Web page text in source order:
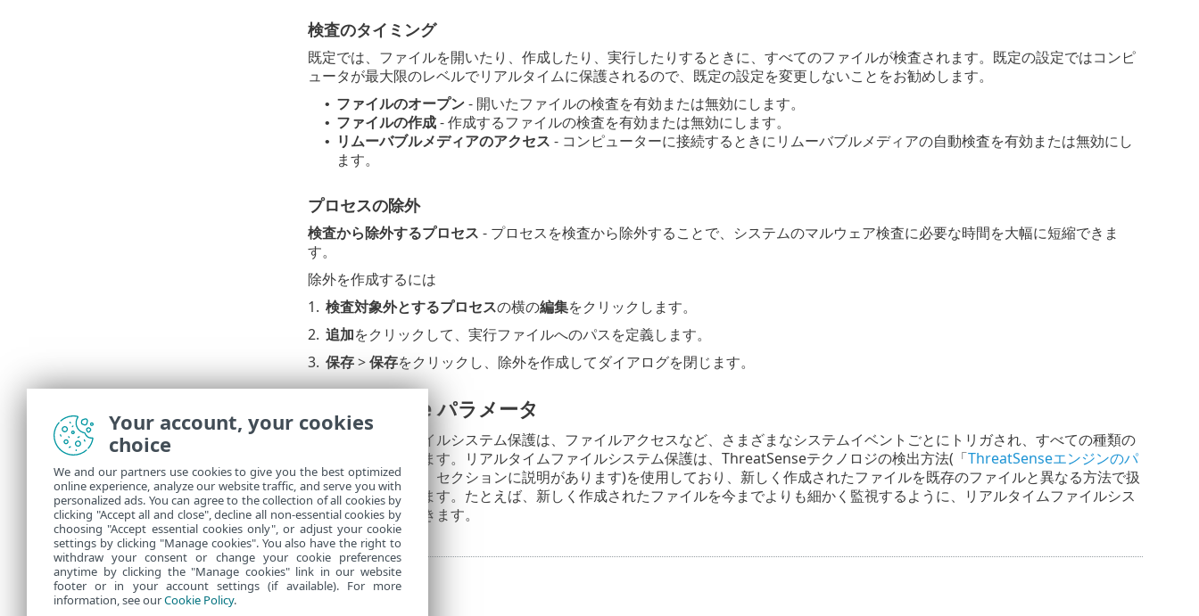
検査のタイミング
既定では、ファイルを開いたり、作成したり、実行したりするときに、すべてのファイルが検査されます。既定の設定ではコンピ
ュータが最大限のレベルでリアルタイムに保護されるので、既定の設定を変更しないことをお勧めします。
• ファイルのオープン- 開いたファイルの検査を有効または無効にします。
• ファイルの作成- 作成するファイルの検査を有効または無効にします。
• リムーバブルメディアのアクセス - コンピューターに接続するときにリムーバブルメディアの自動検査を有効または無効にし
ます。
プロセスの除外
検査から除外するプロセス - プロセスを検査から除外することで、システムのマルウェア検査に必要な時間を大幅に短縮できま
す。
除外を作成するには
1. 検査対象外とするプロセスの横の編集をクリックします。
2. 追加をクリックして、実行ファイルへのパスを定義します。
3. 保存>保存をクリックし、除外を作成してダイアログを閉じます。
ThreatSense パラメータ
リアルタイムファイルシステム保護は、ファイルアクセスなど、さまざまなシステムイベントごとにトリガされ、すべての種類の
メディアを確認します。リアルタイムファイルシステム保護は、ThreatSenseテクノロジの検出方法(「ThreatSenseエンジンのパ
ラメーターの設定
」セクションに説明があります)を使用しており、新しく作成されたファイルを既存のファイルと異なる方法で扱
うように設定できます。たとえば、新しく作成されたファイルを今までよりも細かく監視するように、リアルタイムファイルシス
テム保護を設定できます。
Your account, your cookies
choice
We and our partners use cookies to give you the best optimized
online experience, analyze our website traffic, and serve you with
personalized ads. You can agree to the collection of all cookies by
clicking "Accept all and close", decline all non-essential cookies by
choosing "Accept essential cookies only", or adjust your cookie
settings by clicking "Manage cookies". You also have the right to
withdraw your consent or change your cookie preferences
anytime by clicking the "Manage cookies" link in our website
footer or in your account settings (if available). For more
information, see ourCookie Policy.